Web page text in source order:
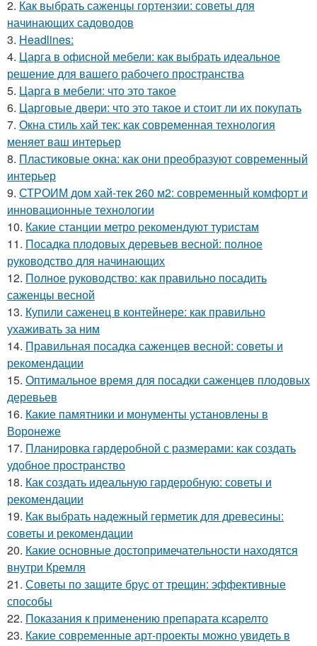
2. Как выбрать саженцы гортензии: советы для
начинающих садоводов
3. Headlines:
4. Царга в офисной мебели: как выбрать идеальное
решение для вашего рабочего пространства
5. Царга в мебели: что это такое
6. Царговые двери: что это такое и стоит ли их покупать
7. Окна стиль хай тек: как современная технология
меняет ваш интерьер
8. Пластиковые окна: как они преобразуют современный
интерьер
9. СТРОИМ дом хай-тек 260 м2: современный комфорт и
инновационные технологии
10. Какие станции метро рекомендуют туристам
11. Посадка плодовых деревьев весной: полное
руководство для начинающих
12. Полное руководство: как правильно посадить
саженцы весной
13. Купили саженец в контейнере: как правильно
ухаживать за ним
14. Правильная посадка саженцев весной: советы и
рекомендации
15. Оптимальное время для посадки саженцев плодовых
деревьев
16. Какие памятники и монументы установлены в
Воронеже
17. Планировка гардеробной с размерами: как создать
удобное пространство
18. Как создать идеальную гардеробную: советы и
рекомендации
19. Как выбрать надежный герметик для древесины:
советы и рекомендации
20. Какие основные достопримечательности находятся
внутри Кремля
21. Советы по защите брус от трещин: эффективные
способы
22. Показания к применению препарата ксарелто
23. Какие современные арт-проекты можно увидеть в